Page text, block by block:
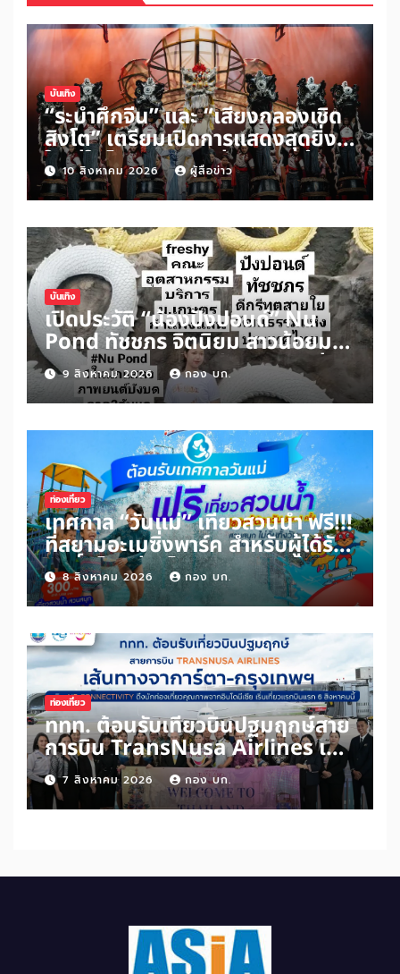
บันเทิง
“ระบำศึกจีน” และ “เสียงกลองเชิด
สิงโต” เตรียมเปิดการแสดงสุดยิ่ง
ใหญ่ในไทย เปิดจำหน่ายบัตรแล้ววัน
นี้ 10 สิงหาคม 2026 ผู้สื่อข่าว
บันเทิง
เปิดประวัติ “น้องปังปอนด์” Nu
Pond ทัชชภร จิตนิยม สาวน้อยมาก
ความสามารถ เรียนดี กิจกรรมเด่น
ดีกรีทูตสายใยวัฒนธรรมแห่ง
ประเทศไทย
9 สิงหาคม 2026 กอง บก.
ท่องเที่ยว
เทศกาล “วันแม่” เที่ยวสวนน้ำ ฟรี!!!
ที่สยามอะเมซิ่งพาร์ค สำหรับผู้ได้รับ
สิทธิ์ “ไทยช่วยไทยพลัส” และผู้ถือ
“บัตรสวัสดิการแห่งรัฐ” เพิ่มเพียง
100 บาท สนุกได้ทั้งสวนน้ำและสวน
สนุกไม่อั้นตลอดวัน
8 สิงหาคม 2026 กอง บก.
ท่องเที่ยว
ททท. ต้อนรับเที่ยวบินปฐมฤกษ์สาย
การบิน TransNusa Airlines เส้น
ทางจาการ์ตา-กรุงเทพฯ เสริม Air
Connectivity ดึงนักท่องเที่ยว
คุณภาพจากอินโดนีเซีย เริ่มเที่ยว
7 สิงหาคม 2026 กอง บก.